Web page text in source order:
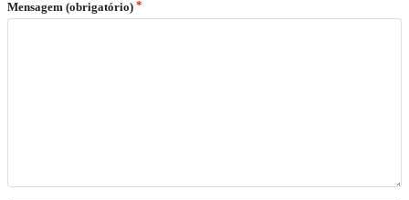
Mensagem (obrigatório)